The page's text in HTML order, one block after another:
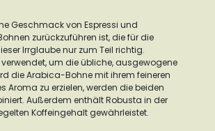
Geschmack von Espressi und
zurückzuführen ist, die für die
Irrglaube nur zum Teil richtig.
um die übliche, ausgewogene
die Arabica-Bohne mit ihrem feineren
zu erzielen, werden die beiden
Außerdem enthält Robusta in der
Koffeingehalt gewährleistet.